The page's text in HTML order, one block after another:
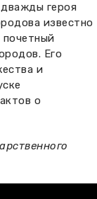
дважды героя
известно
почетный
Его
и
о